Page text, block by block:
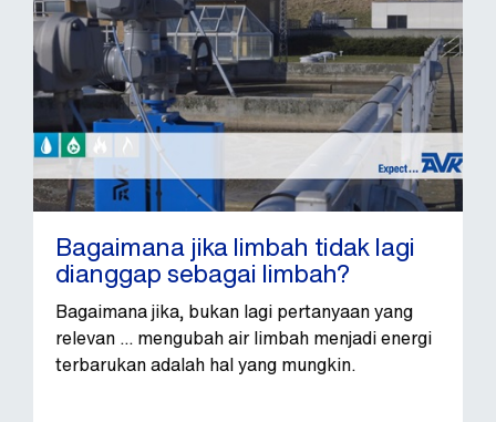
Bagaimana jika limbah tidak lagi
dianggap sebagai limbah?
Bagaimana jika, bukan lagi pertanyaan yang
relevan ... mengubah air limbah menjadi energi
terbarukan adalah hal yang mungkin.